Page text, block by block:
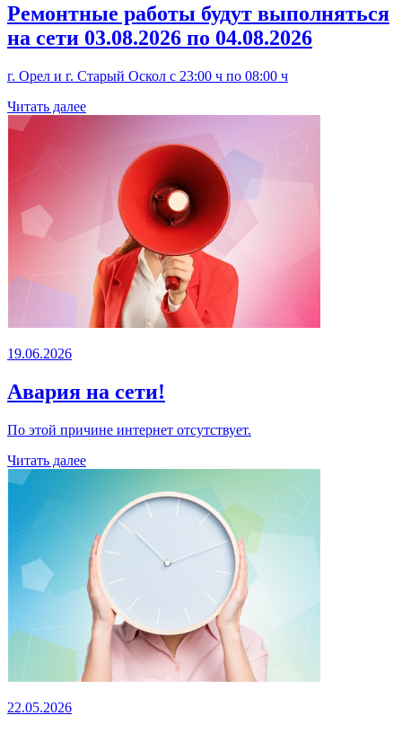
Ремонтные работы будут выполняться
на сети 03.08.2026 по 04.08.2026
г. Орел и г. Старый Оскол с 23:00 ч по 08:00 ч
Читать далее
19.06.2026
Авария на сети!
По этой причине интернет отсутствует.
Читать далее
22.05.2026